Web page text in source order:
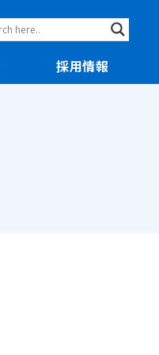
採用情報